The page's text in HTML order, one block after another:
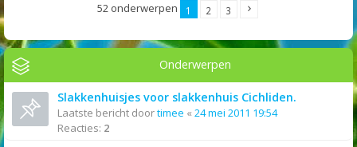
52 onderwerpen 1 2 3
Onderwerpen
Slakkenhuisjes voor slakkenhuis Cichliden.
Laatste bericht doortimee « 24 mei 2011 19:54
Reacties: 2